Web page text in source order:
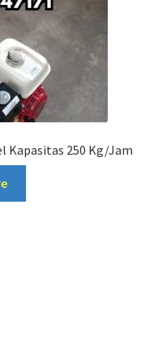
Kapasitas 250 Kg/Jam